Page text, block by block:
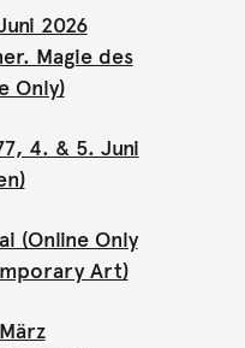
2026
Magie des
Only)
4. & 5. Juni
(Online Only
Art)